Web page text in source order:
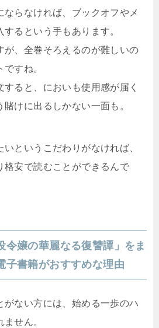
ならなければ、ブックオフやメ
るという手もあります。
が、全巻そろえるのが難しいの
すね。
ると、においも使用感が届く
けに出るしかない一面も。
というこだわりがなければ、
格安で読むことができるんで
令嬢の華麗なる復讐譚」をま
子書籍がおすすめな理由
がない方には、始める一歩のハ
せん。